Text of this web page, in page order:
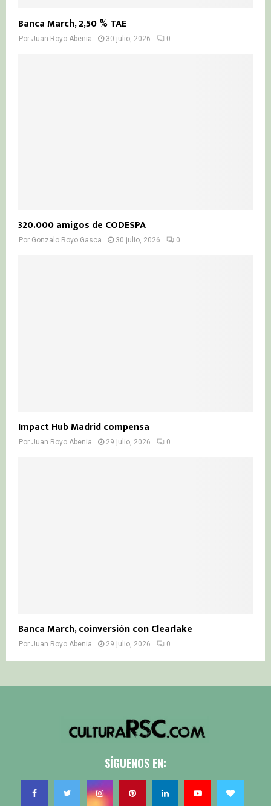
Banca March, 2,50 % TAE
Por Juan Royo Abenia 30 julio, 2026 0
320.000 amigos de CODESPA
Por Gonzalo Royo Gasca 30 julio, 2026 0
Impact Hub Madrid compensa
Por Juan Royo Abenia 29 julio, 2026 0
Banca March, coinversión con Clearlake
Por Juan Royo Abenia 29 julio, 2026 0
SÍGUENOS EN: